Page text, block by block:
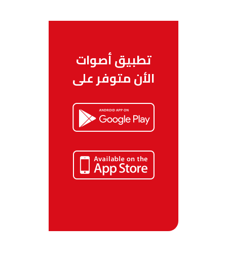
تطبيق أصوات
الأن متوفر على